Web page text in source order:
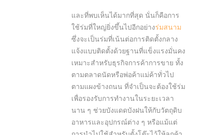
และที่พบเห็นได้มากที่สุด นั่นก็คือการ
ใช้ร่มที่ใหญ่ยิ่งขึ้นไปอีกอย่างร่มสนาม
ซึ่งจะเป็นร่มที่เน้นต่อการติดตั้งกลาง
แจ้งแบบติดตั้งด้วยฐานที่แข็งแรงมั่นคง
เหมาะสำหรับธุรกิจการค้าการขาย ทั้ง
ตามตลาดนัดหรือพ่อค้าแม่ค้าทั่วไป
ตามแผงข้างถนน ที่จำเป็นจะต้องใช้ร่ม
เพื่อรองรับการทำงานในระยะเวลา
นาน ๆ ช่วยบังแดดบังฝนให้กับวัตถุดิบ
อาหารและอุปกรณ์ต่าง ๆ หรือแม้แต่